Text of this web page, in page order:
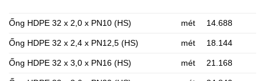
Ống HDPE 32 x 2,0 x PN10 (HS) mét 14.688
Ống HDPE 32 x 2,4 x PN12,5 (HS) mét 18.144
Ống HDPE 32 x 3,0 x PN16 (HS) mét 21.168